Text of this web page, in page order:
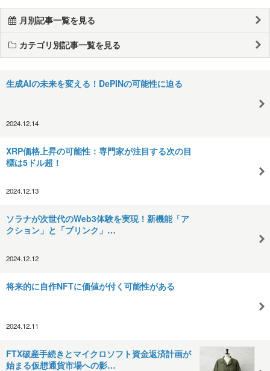
月別記事一覧を見る
カテゴリ別記事一覧を見る
生成AIの未来を変える！DePINの可能性に迫る
2024.12.14
XRP価格上昇の可能性：専門家が注目する次の目
標は5ドル超！
2024.12.13
ソラナが次世代のWeb3体験を実現！新機能「ア
クション」と「ブリンク」…
2024.12.12
将来的に自作NFTに価値が付く可能性がある
2024.12.11
FTX破産手続きとマイクロソフト資金返済計画が
始まる仮想通貨市場への影…